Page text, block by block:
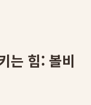
는 힘: 볼비